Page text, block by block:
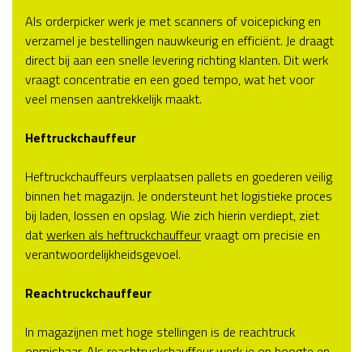
Als orderpicker werk je met scanners of voicepicking en
verzamel je bestellingen nauwkeurig en efficiënt. Je draagt
direct bij aan een snelle levering richting klanten. Dit werk
vraagt concentratie en een goed tempo, wat het voor
veel mensen aantrekkelijk maakt.
Heftruckchauffeur
Heftruckchauffeurs verplaatsen pallets en goederen veilig
binnen het magazijn. Je ondersteunt het logistieke proces
bij laden, lossen en opslag. Wie zich hierin verdiept, ziet
datwerken als heftruckchauffeurvraagt om precisie en
verantwoordelijkheidsgevoel.
Reachtruckchauffeur
In magazijnen met hoge stellingen is de reachtruck